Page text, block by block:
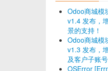
Odoo商城模
v1.4 发布，
景的支持！
Odoo商城模
v1.3 发布，
及客户子账
OSError